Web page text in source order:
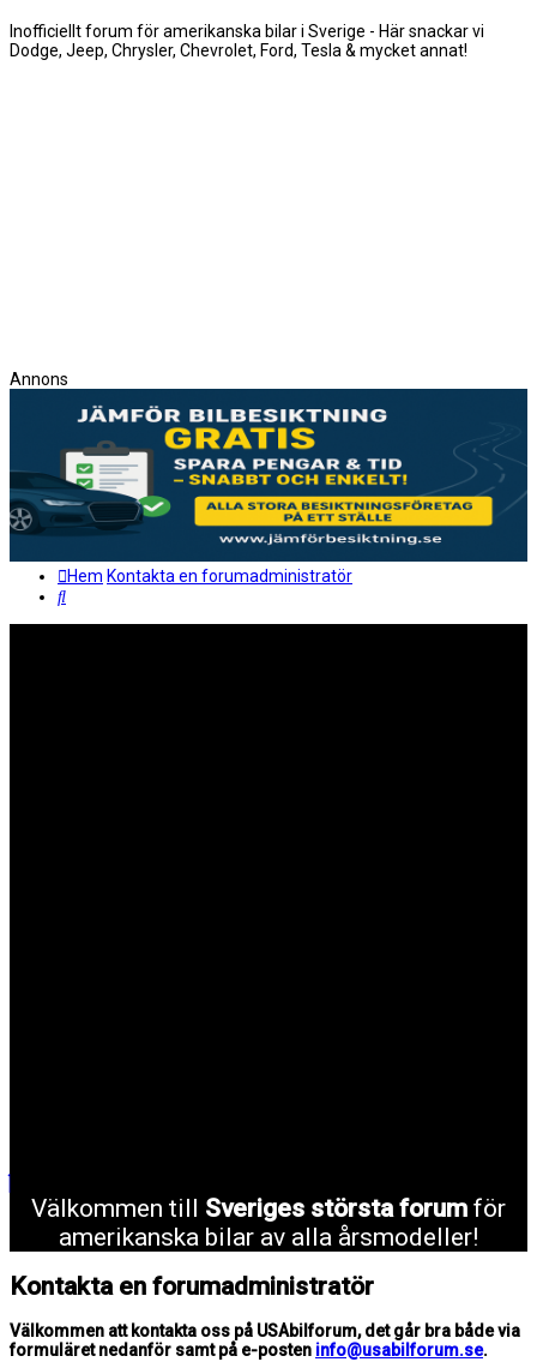
Inofficiellt forum för amerikanska bilar i Sverige - Här snackar vi
Dodge, Jeep, Chrysler, Chevrolet, Ford, Tesla & mycket annat!
Annons
Hem Kontakta en forumadministratör
Sök
Välkommen till Sveriges största forum för
amerikanska bilar av alla årsmodeller!
Kontakta en forumadministratör
Välkommen att kontakta oss på USAbilforum, det går bra både via
formuläret nedanför samt på e-posten info@usabilforum.se.